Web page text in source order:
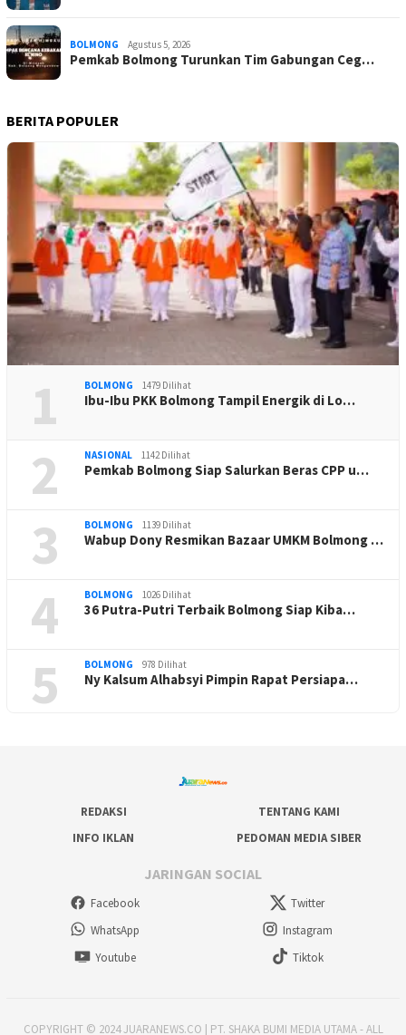
BOLMONG Agustus 5, 2026
Pemkab Bolmong Turunkan Tim Gabungan Ceg…
BERITA POPULER
1 BOLMONG 1479 Dilihat
Ibu-Ibu PKK Bolmong Tampil Energik di Lo…
2 NASIONAL 1142 Dilihat
Pemkab Bolmong Siap Salurkan Beras CPP u…
3 BOLMONG 1139 Dilihat
Wabup Dony Resmikan Bazaar UMKM Bolmong …
4 BOLMONG 1026 Dilihat
36 Putra-Putri Terbaik Bolmong Siap Kiba…
5 BOLMONG 978 Dilihat
Ny Kalsum Alhabsyi Pimpin Rapat Persiapa…
REDAKSI
TENTANG KAMI
INFO IKLAN
PEDOMAN MEDIA SIBER
JARINGAN SOCIAL
Facebook
Twitter
WhatsApp
Instagram
Youtube
Tiktok
COPYRIGHT © 2024 JUARANEWS.CO | PT. SHAKA BUMI MEDIA UTAMA - ALL